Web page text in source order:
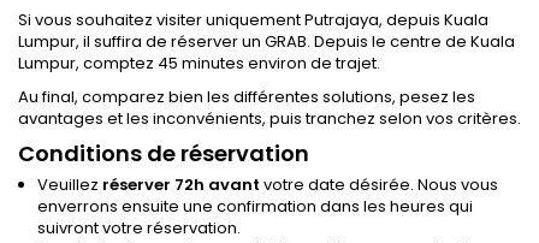
Si vous souhaitez visiter uniquement Putrajaya, depuis Kuala
Lumpur, il suffira de réserver un GRAB. Depuis le centre de Kuala
Lumpur, comptez 45 minutes environ de trajet.
Au final, comparez bien les différentes solutions, pesez les
avantages et les inconvénients, puis tranchez selon vos critères.
Conditions de réservation
Veuillez réserver 72h avant votre date désirée. Nous vous
enverrons ensuite une confirmation dans les heures qui
suivront votre réservation.